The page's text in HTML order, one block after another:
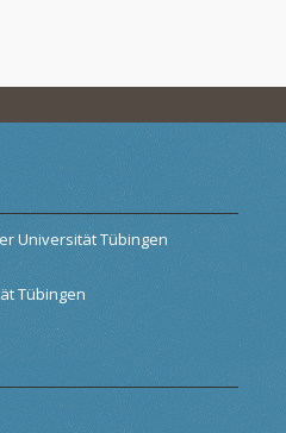
Universität Tübingen
Tübingen